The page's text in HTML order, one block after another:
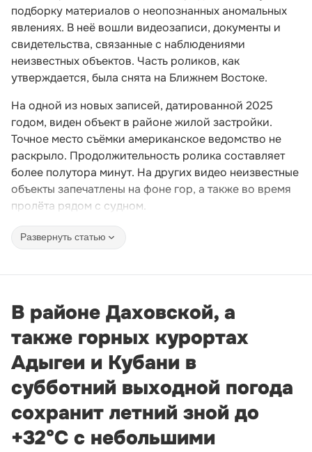
подборку материалов о неопознанных аномальных
явлениях. В неё вошли видеозаписи, документы и
свидетельства, связанные с наблюдениями
неизвестных объектов. Часть роликов, как
утверждается, была снята на Ближнем Востоке.
На одной из новых записей, датированной 2025
годом, виден объект в районе жилой застройки.
Точное место съёмки американское ведомство не
раскрыло. Продолжительность ролика составляет
более полутора минут. На других видео неизвестные
объекты запечатлены на фоне гор, а также во время
пролёта рядом с судном.
Развернуть статью
В районе Даховской, а
также горных курортах
Адыгеи и Кубани в
субботний выходной погода
сохранит летний зной до
+32°С с небольшими